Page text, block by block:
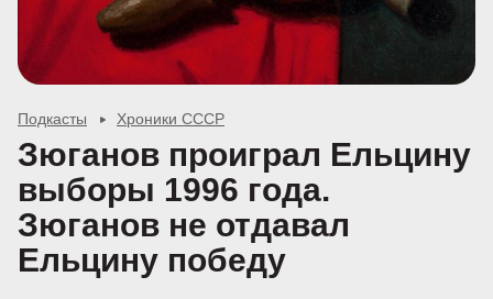
Подкасты Хроники СССР
Зюганов проиграл Ельцину
выборы 1996 года.
Зюганов не отдавал
Ельцину победу